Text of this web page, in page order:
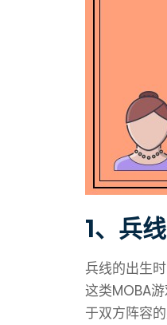
1、兵
兵线的出生
这类MOBA
于双方阵容